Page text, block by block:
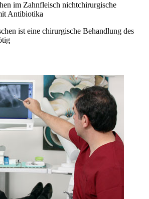
im Zahnfleisch nichtchirurgische
Antibiotika
ist eine chirurgische Behandlung des